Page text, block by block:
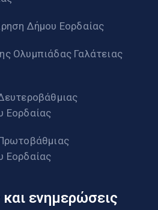
Δήμου Εορδαίας
Ολυμπιάδας Γαλάτειας
Εορδαίας
Εορδαίας
ενημερώσεις